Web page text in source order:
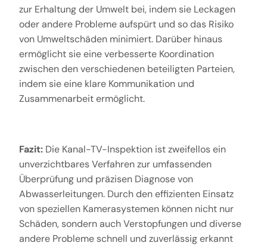
zur Erhaltung der Umwelt bei, indem sie Leckagen
oder andere Probleme aufspürt und so das Risiko
von Umweltschäden minimiert. Darüber hinaus
ermöglicht sie eine verbesserte Koordination
zwischen den verschiedenen beteiligten Parteien,
indem sie eine klare Kommunikation und
Zusammenarbeit ermöglicht.
Fazit:Die Kanal-TV-Inspektion ist zweifellos ein
unverzichtbares Verfahren zur umfassenden
Überprüfung und präzisen Diagnose von
Abwasserleitungen. Durch den effizienten Einsatz
von speziellen Kamerasystemen können nicht nur
Schäden, sondern auch Verstopfungen und diverse
andere Probleme schnell und zuverlässig erkannt